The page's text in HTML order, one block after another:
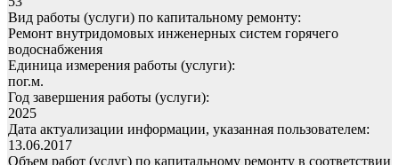
Вид работы (услуги) по капитальному ремонту:
Ремонт внутридомовых инженерных систем горячего
водоснабжения
Единица измерения работы (услуги):
пог.м.
Год завершения работы (услуги):
2025
Дата актуализации информации, указанная пользователем:
13.06.2017
Объем работ (услуг) по капитальному ремонту в соответствии